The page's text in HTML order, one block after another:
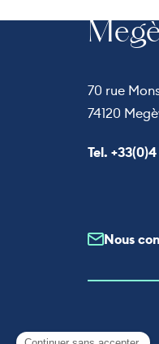
70 rue
74120
Appeler le
Tel.
Nous